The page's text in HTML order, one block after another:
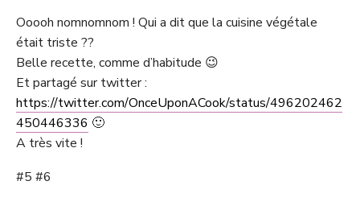
Ooooh nomnomnom ! Qui a dit que la cuisine végétale
était triste ??
Belle recette, comme d’habitude 😉
Et partagé sur twitter :
https://twitter.com/OnceUponACook/status/496202462
450446336 🙂
A très vite !
#5 #6